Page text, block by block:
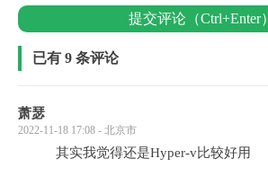
提交评论（Ctrl+Enter）
已有 9 条评论
萧瑟
2022-11-18 17:08 - 北京市
其实我觉得还是Hyper-v比较好用